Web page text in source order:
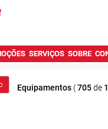
SERVIÇOS SOBRE
Equipamentos (705de